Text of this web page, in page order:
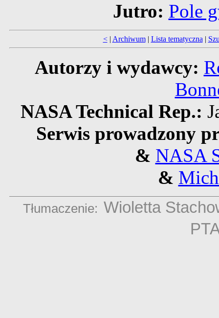
Jutro: Pole
<| Archiwum| Lista tematyczna |
Autorzy i wydawcy:
NASA Technical Rep.:
Serwis prowadzony
& NASA
&
Tłumaczenie: Wioletta